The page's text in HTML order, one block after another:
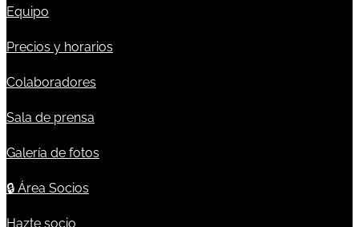
Equipo
Precios y horarios
Colaboradores
Sala de prensa
Galería de fotos
🔒 Área Socios
Hazte socio